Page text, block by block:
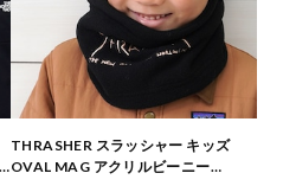
THRASHER スラッシャー キッズ
OVAL MAG アクリルビーニー